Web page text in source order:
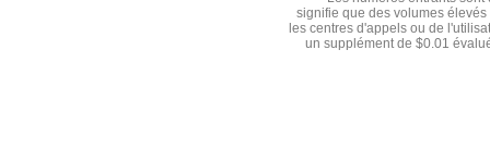
signifie que des volumes
les centres d'appels ou de
un supplément de $0.01